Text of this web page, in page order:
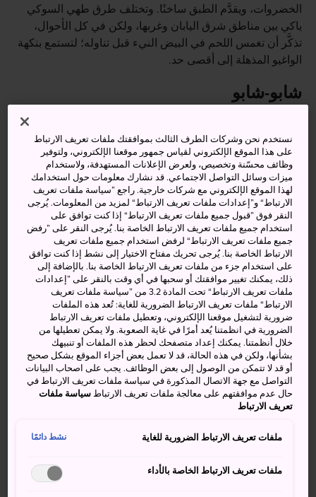
الخضروات، ويقدَّم الطبق ساخنًا. وتختلف طرق طهي السوكي
ياكي بين مناطق شرق اليابان وغربها، ولكن في كل الأحوال،
تذكَّر أن تغمس اللحم في البيض النيء قبل تناوله؛ لتستمع بنكهة
الواغيو المذهلة إلى أقصى حد.
شابو-شابو
ربما عليك تجربة طبق شابو-شابو، إذا كنت تبحث عن خيار صحي
وراقٍ في ذات الوقت. ويتكون هذا الطبق من شرائح واغيو رقيقة
للغاية غُمِست لفترة قصيرة داخل مرق ساخن. وأثناء تناوله،
يمكنك غمس اللحم في الصلصة الجانبية التي تُقدَّم معه، ومن
أشهر أنواعها صلصلة السمسم المطحون وصلصلة الصويا
الحمضية. سيمنحك هذا الطبق تجربة مذهلة للاستمتاع بنكهة
الواغيو الفريدة وقوامها المميز.
شرائح اللحم المشوية والتيبانياكي
نستخدم نحن وشركات الطرف الثالث بموافقتك ملفات تعريف الارتباط
على هذا الموقع الإلكتروني لقياس جمهور موقعنا الإلكتروني، ولتوفير
وظائف محسّنة وتخصيص، ولعرض الإعلانات المستهدفة، ولاستخدام
ميزات وسائل التواصل الاجتماعي. قد نشارك معلومات حول استخدامك
لهذا الموقع الإلكتروني مع شركات خارجية. راجع ”سياسة ملفات تعريف
الارتباط“ و”إعدادات ملفات تعريف الارتباط“ لمزيد من المعلومات. يُرجى
النقر فوق ”قبول جميع ملفات تعريف الارتباط“ إذا كنت توافق على
استخدام جميع ملفات تعريف الارتباط الخاصة بنا. يُرجى النقر على ”رفض
جميع ملفات تعريف الارتباط“ لرفض استخدام جميع ملفات تعريف
الارتباط الخاصة بنا. يُرجى تحريك مفتاح الاختيار إلى نشط إذا كنت توافق
على استخدام جزء من ملفات تعريف الارتباط الخاصة بنا. بالإضافة إلى
ذلك، يمكنك تغيير موافقتك أو سحبها في أي وقت بالنقر على ”إعدادات
ملفات تعريف الارتباط“ تحت المادة 3.2 من ”سياسة ملفات تعريف
الارتباط“ ملفات تعريف الارتباط الضرورية للغاية: تُعد هذه الملفات
ضرورية لتشغيل موقعنا الإلكتروني، وتعطيل ملفات تعريف الارتباط
الضرورية في انظمتنا يُعد أمرًا في غاية الصعوبة. ولا يمكن تعطيلها من
خلال أنظمتنا. يمكنك إعداد متصفحك لحظر هذه الملفات أو تنبيهك
بشأنها، ولكن في هذه الحالة، قد لا تعمل بعض أجزاء الموقع بشكل صحيح
أو قد لا تتمكن من الوصول إلى بعض الوظائف. يجب على اصحاب البيانات
التواصل مع جهة الاتصال المذكورة في سياسة ملفات تعريف الارتباط في
حال عدم موافقتهم على معالجة ملفات تعريف الارتباطسياسة ملفات
تعريف الارتباط
ملفات تعريف الارتباط الضرورية للغاية نشط دائمًا
ملفات تعريف الارتباط الخاصة بالأداء